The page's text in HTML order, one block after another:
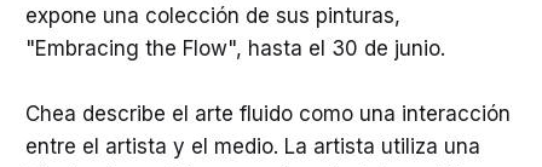
expone una colección de sus pinturas,
"Embracing the Flow", hasta el 30 de junio.
Chea describe el arte fluido como una interacción
entre el artista y el medio. La artista utiliza una